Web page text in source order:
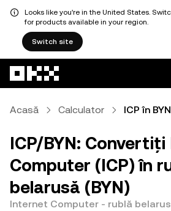
Looks like you're in the United States.
for products available in your region.
Switch site
Acasă Calculator ICP în BYN
ICP/BYN:
Computer (ICP) în
belarusă (BYN)
Internet Computer - rublă